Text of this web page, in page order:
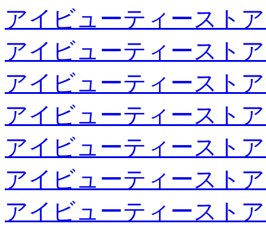
アイビューティースト
アイビューティースト
アイビューティースト
アイビューティースト
アイビューティースト
アイビューティースト
アイビューティースト